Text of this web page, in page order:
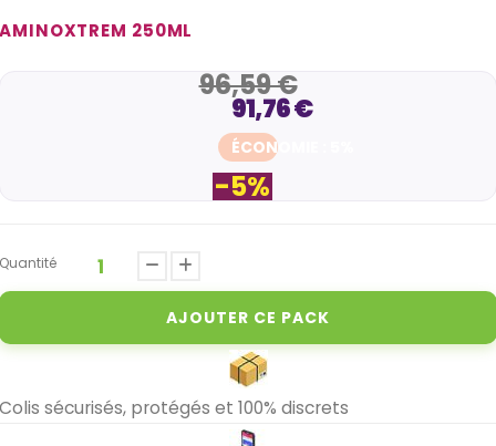
AMINOXTREM 250ML
91,76 €
ÉCONOMIE : 5%
-5%
96,59 €
Quantité
AJOUTER CE PACK
Colis sécurisés, protégés et 100% discrets